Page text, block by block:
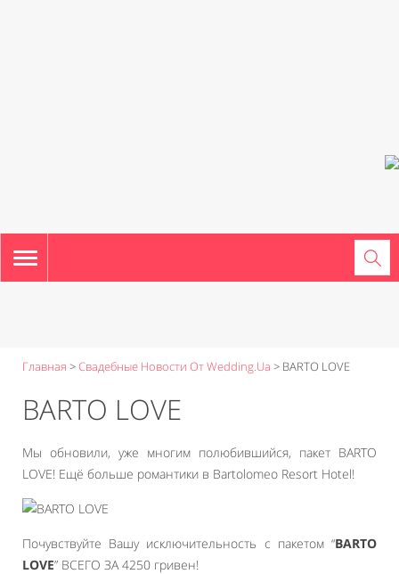
TOGGLE
NAVIGATION
Главная >Свадебные Новости От Wedding.ua > BARTO LOVE
BARTO LOVE
Мы обновили, уже многим полюбившийся, пакет BARTO
LOVE! Ещё больше романтики в Bartolomeo Resort Hotel!
Почувствуйте Вашу исключительность с пакетом “BARTO
LOVE” ВСЕГО ЗА 4250 гривен!